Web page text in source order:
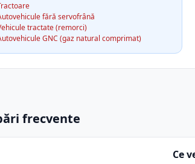
fără servofrână
tractate (remorci)
GNC (gaz natural comprimat)
frecvente
Ce